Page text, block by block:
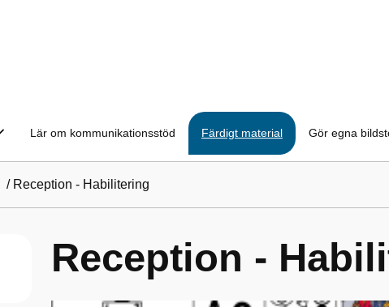
Lär om kommunikationsstöd Färdigt material Gör egna
/ Reception - Habilitering
Reception -